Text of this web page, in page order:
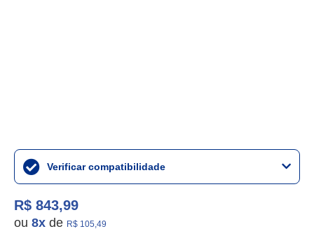
Verificar compatibilidade
R$ 843,99
ou 8x de R$ 105,49